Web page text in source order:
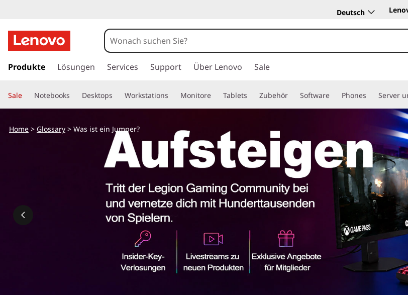
a
Deutsch
u
a
u
t
Produkte Lösungen Services Support Über Lenovo Sale
Sale Notebooks Desktops Workstations Monitore Tablets Zubehör Software Phones Server
Home > Glossary > Was ist ein Jumper?